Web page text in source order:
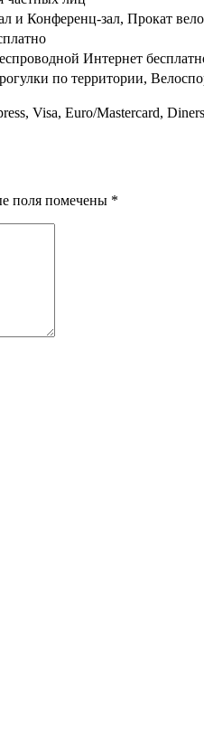
и Конференц-зал, Прокат
Интернет
по территории,
Visa, Euro/Mastercard,
поля помечены *